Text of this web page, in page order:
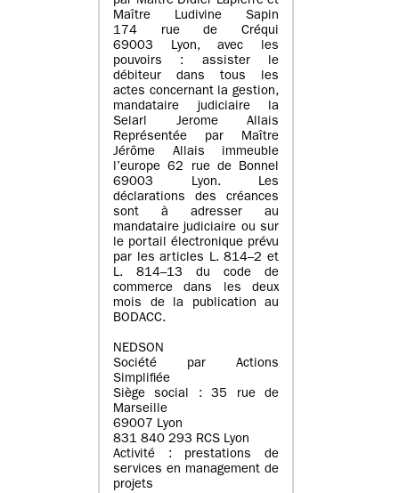
Maître Ludivine Sapin
174 rue de Créqui
69003 Lyon, avec les
pouvoirs : assister le
débiteur dans tous les
actes concernant la gestion,
mandataire judiciaire la
Selarl Jerome Allais
Représentée par Maître
Jérôme Allais immeuble
l’europe 62 rue de Bonnel
69003 Lyon. Les
déclarations des créances
sont à adresser au
mandataire judiciaire ou sur
le portail électronique prévu
par les articles L. 814–2 et
L. 814–13 du code de
commerce dans les deux
mois de la publication au
BODACC.
NEDSON
Société par Actions
Simplifiée
Siège social : 35 rue de
Marseille
69007 Lyon
831 840 293 RCS Lyon
Activité : prestations de
services en management de
projets